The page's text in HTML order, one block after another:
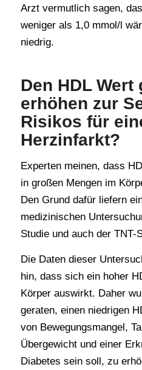
Arzt vermutlich sagen,
weniger als 1,0 mmol/l
niedrig.
Den HDL Wert
erhöhen zur
Risikos für
Herzinfarkt?
Experten meinen, dass
in großen Mengen im
Den Grund dafür liefern
medizinischen
Studie und auch der TNT-
Die Daten dieser
hin, dass sich ein hoher
Körper auswirkt. Daher
geraten, einen niedrigen
von Bewegungsmangel,
Übergewicht und einer
Diabetes sein soll, zu